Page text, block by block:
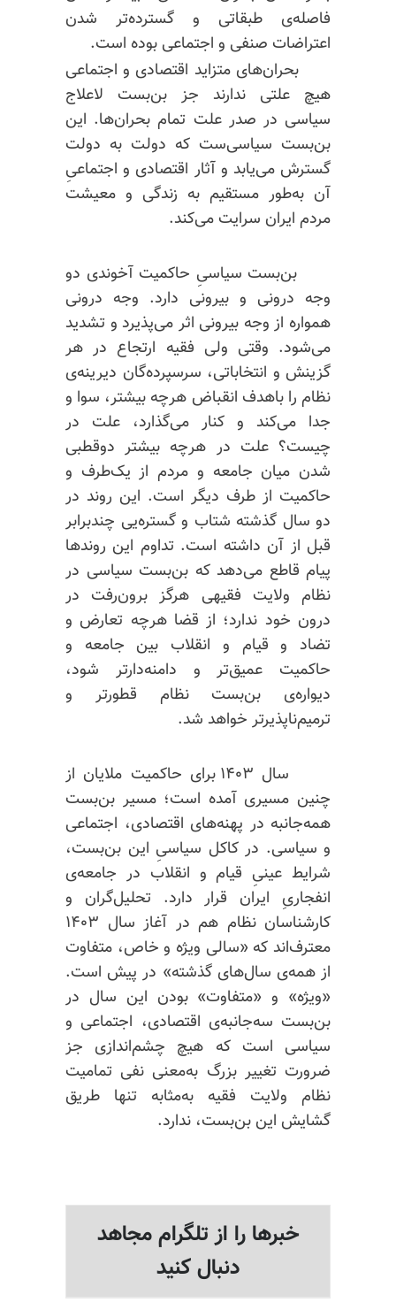
فاصله‌ی طبقاتی و گسترده‌تر شدن
اعتراضات صنفی و اجتماعی بوده است.
بحران‌های متزاید اقتصادی و اجتماعی
هیچ علتی ندارند جز بن‌بست لاعلاج
سیاسی در صدر علت تمام بحران‌ها. این
بن‌بست سیاسی‌ست که دولت به دولت
گسترش می‌یابد و آثار اقتصادی و اجتماعیِ
آن به‌طور مستقیم به زندگی و معیشت
مردم ایران سرایت می‌کند.
بن‌بست سیاسیِ حاکمیت آخوندی دو
وجه درونی و بیرونی دارد. وجه درونی
همواره از وجه بیرونی اثر می‌پذیرد و تشدید
می‌شود. وقتی ولی فقیه ارتجاع در هر
گزینش و انتخاباتی، سرسپرده‌گان دیرینه‌ی
نظام را باهدف انقباض هرچه بیشتر، سوا و
جدا می‌کند و کنار می‌گذارد، علت در
چیست؟ علت در هرچه بیشتر دوقطبی
شدن میان جامعه و مردم از یک‌طرف و
حاکمیت از طرف دیگر است. این روند در
دو سال گذشته شتاب و گستره‌یی چندبرابر
قبل از آن داشته است. تداوم این روندها
پیام قاطع می‌دهد که بن‌بست سیاسی در
نظام ولایت فقیهی هرگز برون‌رفت در
درون خود ندارد؛ از قضا هرچه تعارض و
تضاد و قیام و انقلاب بین جامعه و
حاکمیت عمیق‌تر و دامنه‌دارتر شود،
دیواره‌ی بن‌بست نظام قطورتر و
ترمیم‌ناپذیرتر خواهد شد.
سال ۱۴۰۳ برای حاکمیت ملایان از
چنین مسیری آمده است؛ مسیر بن‌بست
همه‌جانبه در پهنه‌های اقتصادی، اجتماعی
و سیاسی. در کاکل سیاسیِ این بن‌بست،
شرایط عینیِ قیام و انقلاب در جامعه‌ی
انفجاریِ ایران قرار دارد. تحلیل‌گران و
کارشناسان نظام هم در آغاز سال ۱۴۰۳
معترف‌اند که «سالی ویژه و خاص، متفاوت
از همه‌ی سال‌های گذشته» در پیش است.
«ویژه» و «متفاوت» بودن این سال در
بن‌بست سه‌جانبه‌ی اقتصادی، اجتماعی و
سیاسی است که هیچ چشم‌اندازی جز
ضرورت تغییر بزرگ به‌معنی نفی تمامیت
نظام ولایت فقیه به‌مثابه تنها طریق
گشایش این بن‌بست، ندارد.
خبرها را از تلگرام مجاهد
دنبال کنید